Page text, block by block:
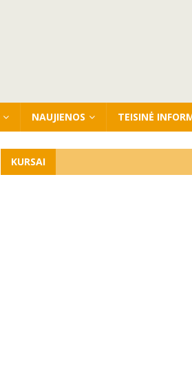
NAUJIENOS TEISINĖ
KURSAI